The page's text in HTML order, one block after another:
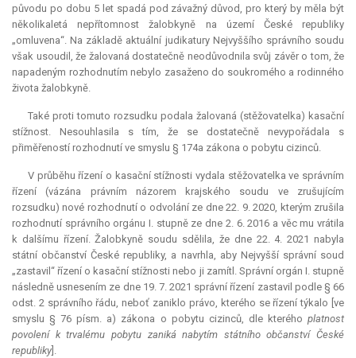
původu po dobu 5 let spadá pod závažný důvod, pro který by měla být
několikaletá nepřítomnost žalobkyně na území České republiky
„omluvena“. Na základě aktuální judikatury Nejvyššího správního soudu
však usoudil, že žalovaná dostatečně neodůvodnila svůj závěr o tom, že
napadeným rozhodnutím nebylo zasaženo do soukromého a rodinného
života žalobkyně.
Také proti tomuto rozsudku podala žalovaná (stěžovatelka) kasační
stížnost. Nesouhlasila s tím, že se dostatečně nevypořádala s
přiměřeností rozhodnutí ve smyslu § 174a zákona o pobytu cizinců.
V průběhu řízení o kasační stížnosti vydala stěžovatelka ve správním
řízení (vázána právním názorem krajského soudu ve zrušujícím
rozsudku) nové rozhodnutí o odvolání ze dne 22. 9. 2020, kterým zrušila
rozhodnutí správního orgánu I. stupně ze dne 2. 6. 2016 a věc mu vrátila
k dalšímu řízení. Žalobkyně soudu sdělila, že dne 22. 4. 2021 nabyla
státní občanství České republiky, a navrhla, aby Nejvyšší správní soud
„zastavil“ řízení o kasační stížnosti nebo ji zamítl. Správní orgán I. stupně
následně usnesením ze dne 19. 7. 2021 správní řízení zastavil podle § 66
odst. 2 správního řádu, neboť zaniklo právo, kterého se řízení týkalo [ve
smyslu § 76 písm. a) zákona o pobytu cizinců, dle kterého platnost
povolení k trvalému pobytu zaniká nabytím státního občanství České
republiky ].